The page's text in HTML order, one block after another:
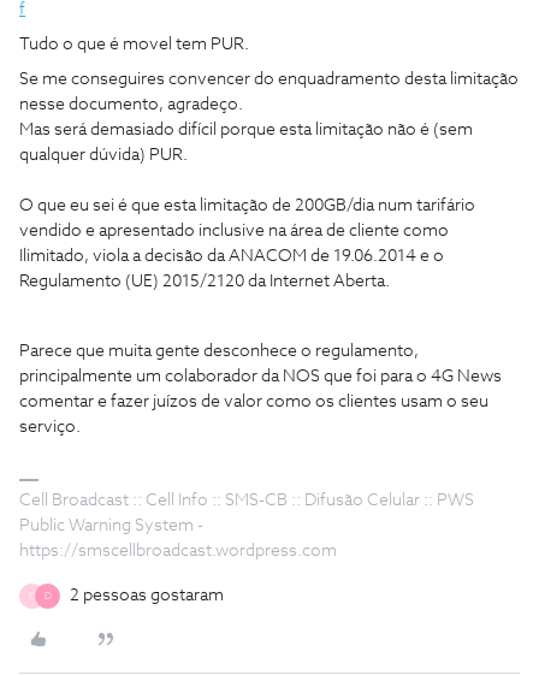
f
Tudo o que é movel tem PUR.
Se me conseguires convencer do enquadramento desta limitação
nesse documento, agradeço.
Mas será demasiado difícil porque esta limitação não é (sem
qualquer dúvida) PUR.
O que eu sei é que esta limitação de 200GB/dia num tarifário
vendido e apresentado inclusive na área de cliente como
Ilimitado, viola a decisão da ANACOM de 19.06.2014 e o
Regulamento (UE) 2015/2120 da Internet Aberta.
Parece que muita gente desconhece o regulamento,
principalmente um colaborador da NOS que foi para o 4G News
comentar e fazer juízos de valor como os clientes usam o seu
serviço.
Cell Broadcast :: Cell Info :: SMS-CB :: Difusão Celular :: PWS
Public Warning System -
https://smscellbroadcast.wordpress.com
D D 2 pessoas gostaram